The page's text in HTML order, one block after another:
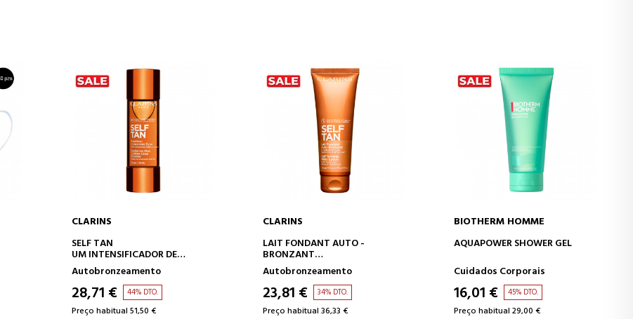
ADICIONAR AO CARRINHO
CLARINS
SELF TAN
UM INTENSIFICADOR DE
AUTOBRONZEAMENTO PARA O
CORPO.
Autobronzeamento
28,71 € 44% DTO.
Preço habitual 51,50 €
ADICIONAR AO CARRINHO
CLARINS
LAIT FONDANT AUTO -
BRONZANT
LEITE SOLAR
AUTOBRONZEADOR
Autobronzeamento
23,81 € 34% DTO.
Preço habitual 36,33 €
ADICIONAR AO CARRINHO
BIOTHERM HOMME
AQUAPOWER SHOWER GEL
Cuidados Corporais
16,01 € 45% DTO.
Preço habitual 29,00 €